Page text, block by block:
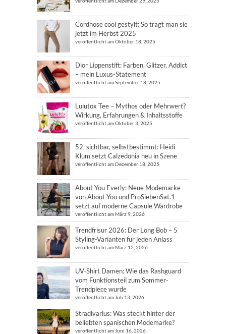
Cordhose cool gestylt: So trägt man sie
jetzt im Herbst 2025
veröffentlicht am Oktober 18, 2025
Dior Lippenstift: Farben, Glitzer, Addict
– mein Luxus-Statement
veröffentlicht am September 18, 2025
Lulutox Tee – Mythos oder Mehrwert?
Wirkung, Erfahrungen & Inhaltsstoffe
veröffentlicht am Oktober 3, 2025
52, sichtbar, selbstbestimmt: Heidi
Klum setzt Calzedonia neu in Szene
veröffentlicht am Dezember 18, 2025
About You Everly: Neue Modemarke
von About You und ProSiebenSat.1
setzt auf moderne Capsule Wardrobe
veröffentlicht am März 9, 2026
Trendfrisur 2026: Der Long Bob – 5
Styling-Varianten für jeden Anlass
veröffentlicht am März 12, 2026
UV-Shirt Damen: Wie das Rashguard
vom Funktionsteil zum Sommer-
Trendpiece wurde
veröffentlicht am Juli 13, 2026
Stradivarius: Was steckt hinter der
beliebten spanischen Modemarke?
veröffentlicht am Juni 16, 2026